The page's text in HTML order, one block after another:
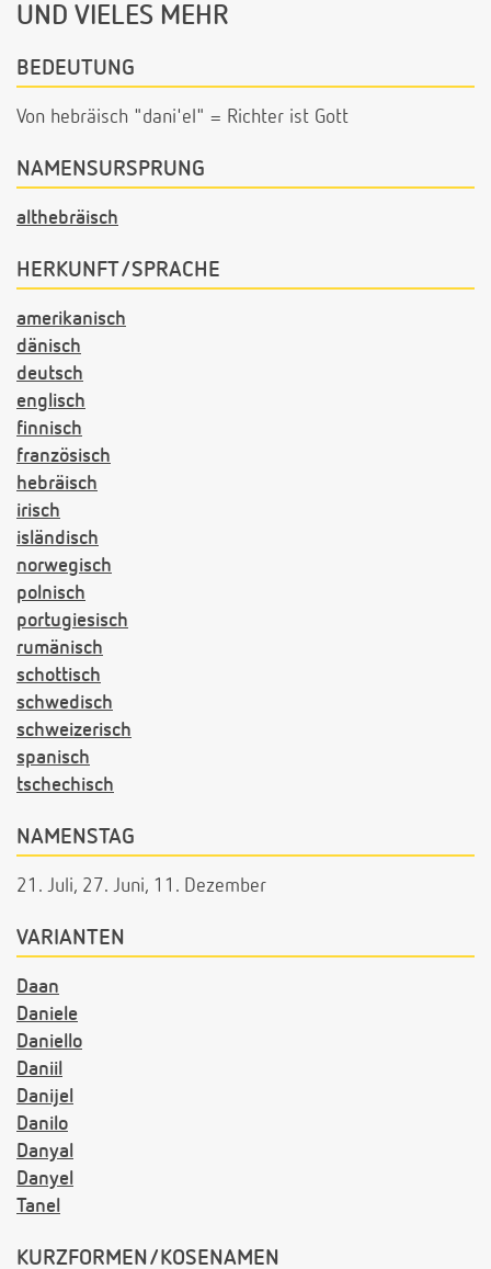
UND VIELES MEHR
BEDEUTUNG
Von hebräisch "dani'el" = Richter ist Gott
NAMENSURSPRUNG
althebräisch
HERKUNFT/SPRACHE
amerikanisch
dänisch
deutsch
englisch
finnisch
französisch
hebräisch
irisch
isländisch
norwegisch
polnisch
portugiesisch
rumänisch
schottisch
schwedisch
schweizerisch
spanisch
tschechisch
NAMENSTAG
21. Juli, 27. Juni, 11. Dezember
VARIANTEN
Daan
Daniele
Daniello
Daniil
Danijel
Danilo
Danyal
Danyel
Tanel
KURZFORMEN/KOSENAMEN